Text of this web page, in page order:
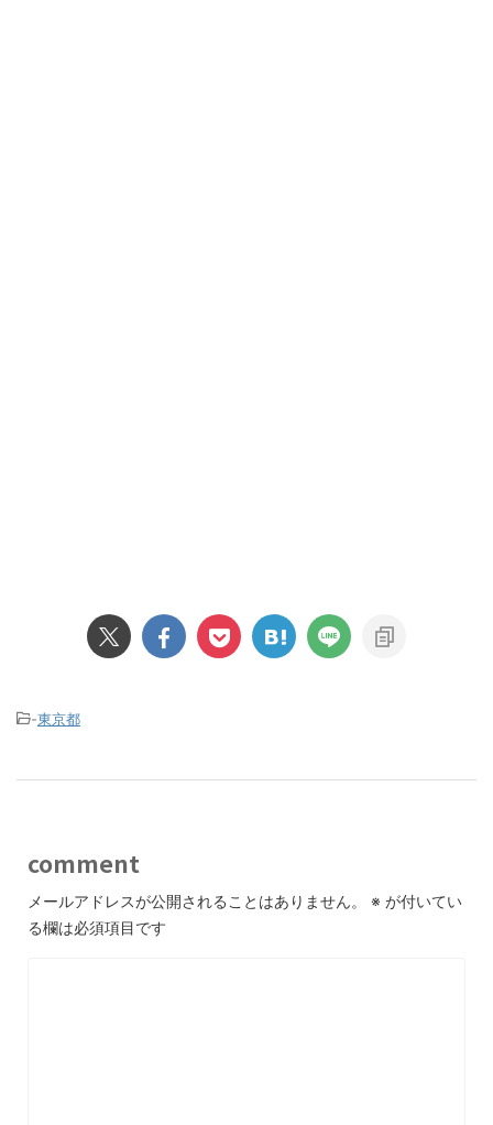
-東京都
comment
メールアドレスが公開されることはありません。 ※ が付いてい
る欄は必須項目です